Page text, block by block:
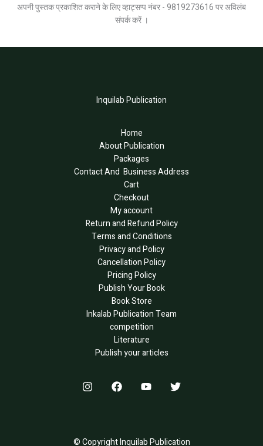
अपनी पुस्तक प्रकाशित कराने के लिए व्हाट्सप्प नंबर - 9819273616 पर अविलंब
संपर्क करें ।
Inquilab Publication
Home
About Publication
Packages
Contact And Business Address
Cart
Checkout
My account
Return and Refund Policy
Terms and Conditions
Privacy and Policy
Cancellation Policy
Pricing Policy
Publish Your Book
Book Store
Inkalab Publication Team
competition
Literature
Publish your articles
© Copyright Inquilab Publication